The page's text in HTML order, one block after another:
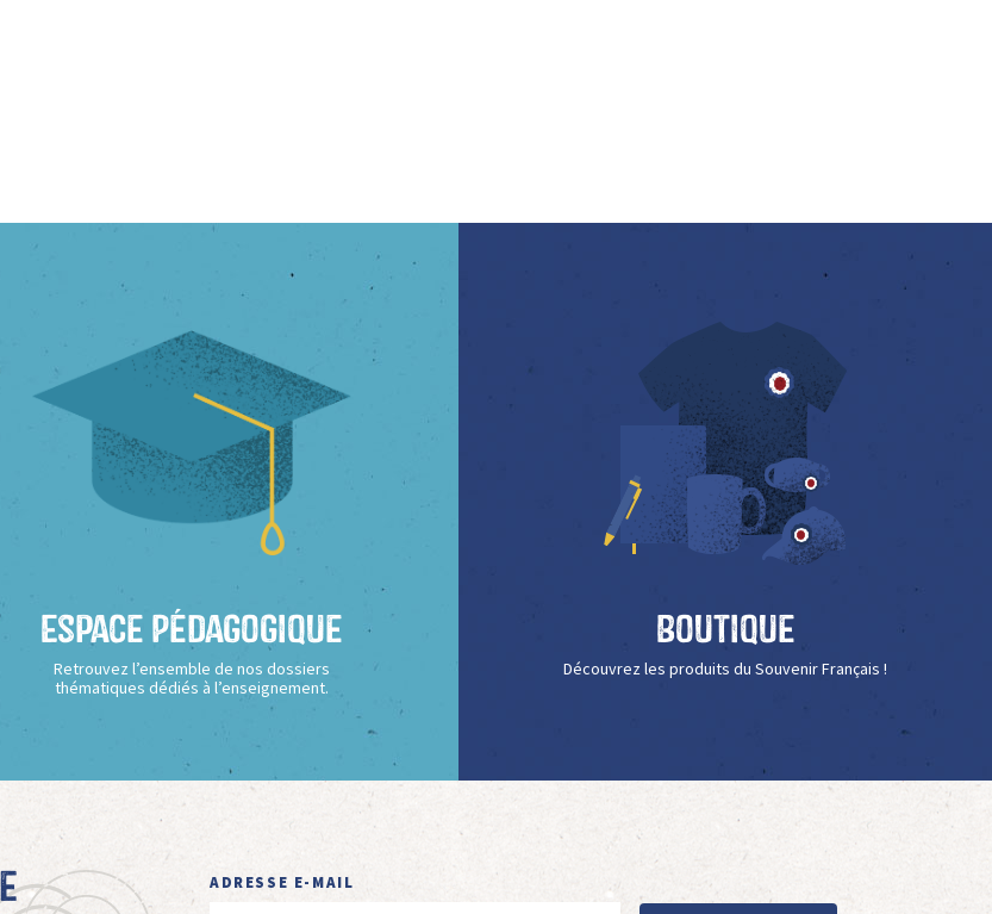
Espace Pédagogique
Retrouvez l’ensemble de nos dossiers
thématiques dédiés à l’enseignement.
Boutique
Découvrez les produits du Souvenir Français !
ADRESSE E-MAIL